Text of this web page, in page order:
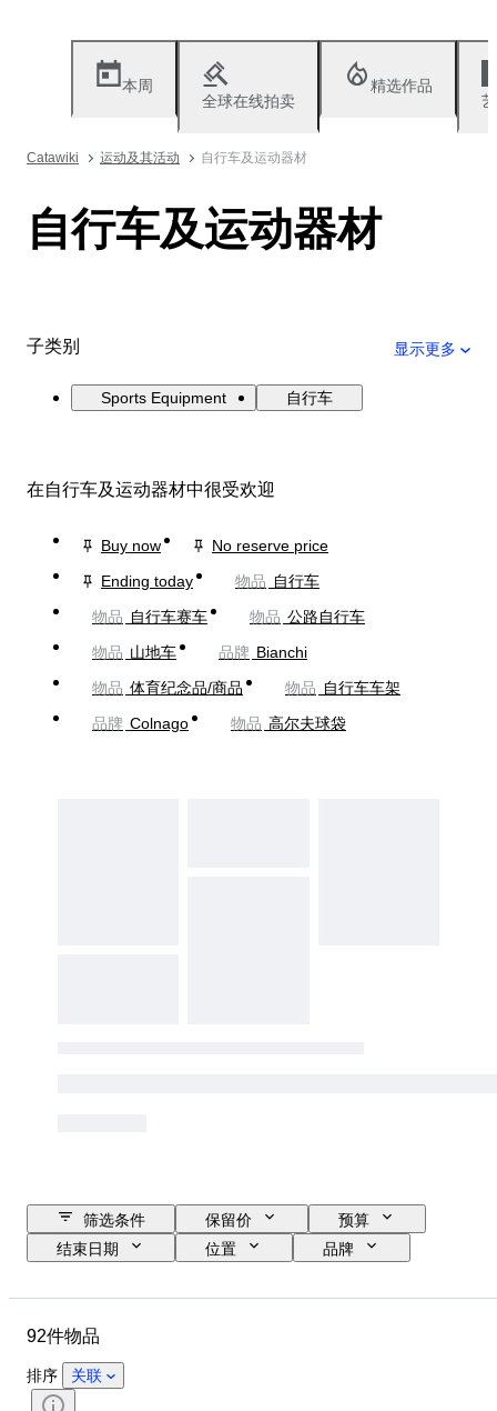
本周
全球在线拍卖
精选作品
Catawiki 运动及其活动 自行车及运动器材
自行车及运动器材
子类别 显示更多
Sports Equipment 自行车
在自行车及运动器材中很受欢迎
Buy now
No reserve price
Ending today
物品 自行车
物品 自行车赛车 物品 公路自行车
物品 山地车 品牌 Bianchi
物品 体育纪念品/商品 物品 自行车车架
品牌 Colnago 物品 高尔夫球袋
筛选条件 保留价
预算
结束日期
位置
品牌
时期
原创作品／复制品
体育赛事
92件物品
排序 关联